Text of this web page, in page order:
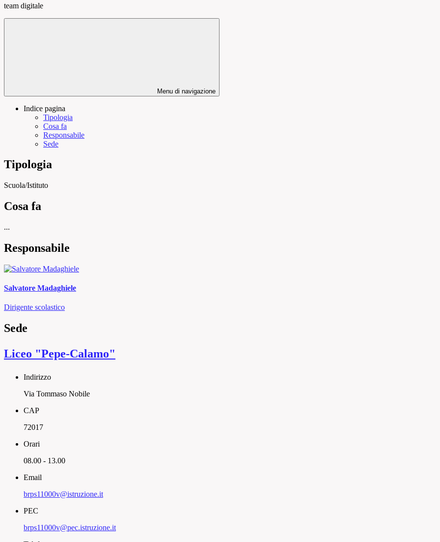
team digitale
Menu di navigazione
Indice pagina
Tipologia
Cosa fa
Responsabile
Sede
Tipologia
Scuola/Istituto
Cosa fa
...
Responsabile
Salvatore Madaghiele
Dirigente scolastico
Sede
Liceo "Pepe-Calamo"
Indirizzo
Via Tommaso Nobile
CAP
72017
Orari
08.00 - 13.00
Email
brps11000v@istruzione.it
PEC
brps11000v@pec.istruzione.it